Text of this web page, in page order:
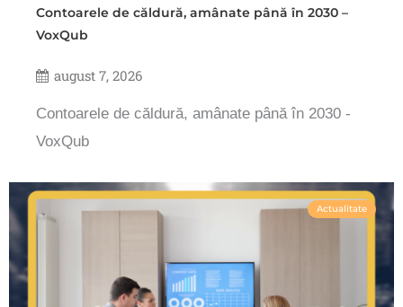
Contoarele de căldură, amânate până în 2030 –
VoxQub
august 7, 2026
Contoarele de căldură, amânate până în 2030 -
VoxQub
Actualitate